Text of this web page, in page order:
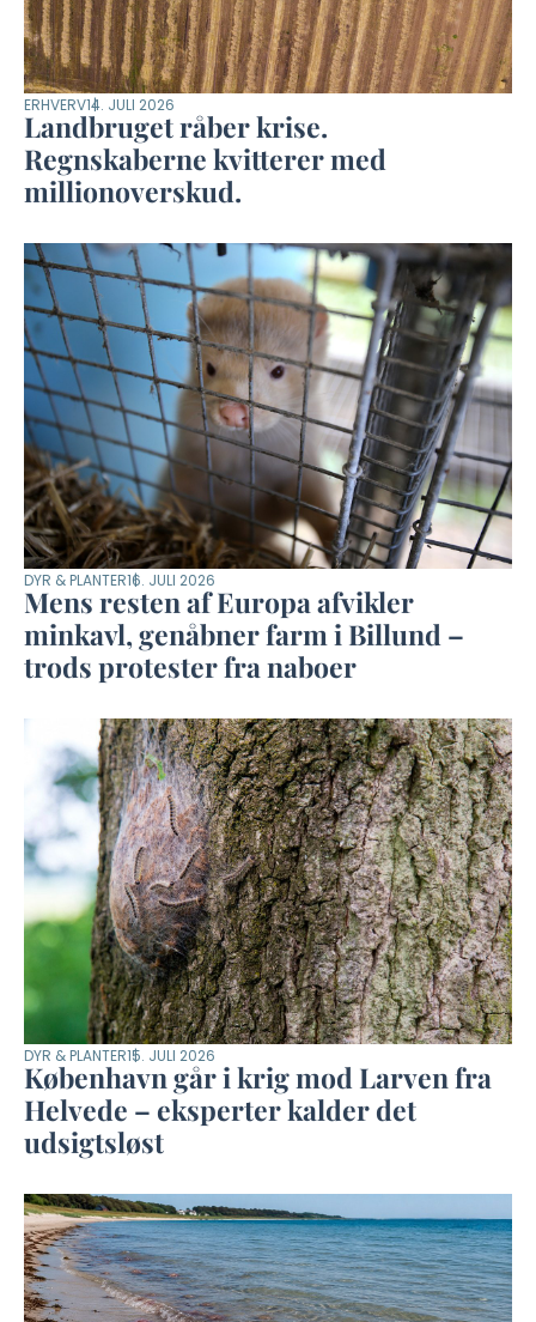
ERHVERV14. JULI 2026
Landbruget råber krise.
Regnskaberne kvitterer med
millionoverskud.
DYR & PLANTER16. JULI 2026
Mens resten af Europa afvikler
minkavl, genåbner farm i Billund –
trods protester fra naboer
DYR & PLANTER15. JULI 2026
København går i krig mod Larven fra
Helvede – eksperter kalder det
udsigtsløst